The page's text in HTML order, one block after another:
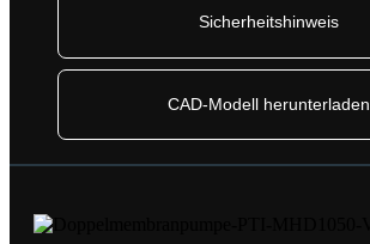
Sicherheitshinweis
CAD-Modell herunterladen